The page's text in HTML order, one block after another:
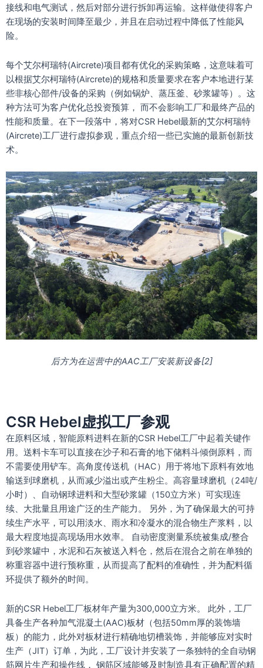
接线和电气测试，然后对部分进行拆卸再运输。这样做使得客户
在现场的安装时间降至最少，并且在启动过程中降低了性能风
险。
每个艾尔柯瑞特(Aircrete)项目都有优化的采购策略，这意味着可
以根据艾尔柯瑞特(Aircrete)的规格和质量要求在客户本地进行某
些非核心部件/设备的采购（例如锅炉、蒸压釜、砂浆罐等）。这
种方法可为客户优化总投资预算， 而不会影响工厂和最终产品的
性能和质量。在下一段落中，将对CSR Hebel最新的艾尔柯瑞特
(Aircrete)工厂进行虚拟参观，重点介绍一些已实施的最新创新技
术。
后方为在运营中的AAC工厂安装新设备[2]
CSR Hebel虚拟工厂参观
在原料区域，智能原料进料在新的CSR Hebel工厂中起着关键作
用。送料卡车可以直接在沙子和石膏的地下储料斗倾倒原料，而
不需要使用铲车。高角度传送机（HAC）用于将地下原料有效地
输送到球磨机，从而减少溢出或产生粉尘。高容量球磨机（24吨/
小时）、自动钢球进料和大型砂浆罐（150立方米）可实现连
续、大批量且用途广泛的生产能力。 另外，为了确保最大的可持
续生产水平，可以用淡水、雨水和冷凝水的混合物生产浆料，以
最大程度地提高现场用水效率。 自动密度测量系统被集成/整合
到砂浆罐中，水泥和石灰被送入料仓，然后在混合之前在单独的
称重容器中进行预称重，从而提高了配料的准确性，并为配料循
环提供了额外的时间。
新的CSR Hebel工厂板材年产量为300,000立方米。 此外，工厂
具备生产各种加气混凝土(AAC)板材（包括50mm厚的装饰墙
板）的能力，此外对板材进行精确地切槽装饰，并能够应对实时
生产（JIT）订单，为此，工厂设计并安装了一条独特的全自动钢
筋网片生产和操作线， 钢筋区域能够及时制造具有正确配置的精